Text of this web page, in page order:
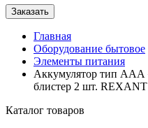
Заказать
Главная
Оборудование бытовое
Элементы питания
Аккумулятор тип
блистер 2 шт. REXANT
Каталог товаров